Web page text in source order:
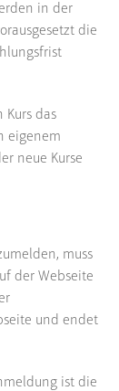
in der
die
das
eigenem
neue Kurse
muss
der Webseite
und endet
ist die